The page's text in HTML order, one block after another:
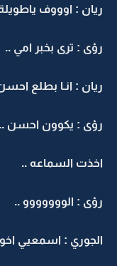
ريان : اوووف
رؤى : ترى بخبر امي ..
ريان : انـا بطلع
رؤى : يكوون احسن ..
اخذت السماعه ..
رؤى : الووووووو ..
الجوري : اسمعيي